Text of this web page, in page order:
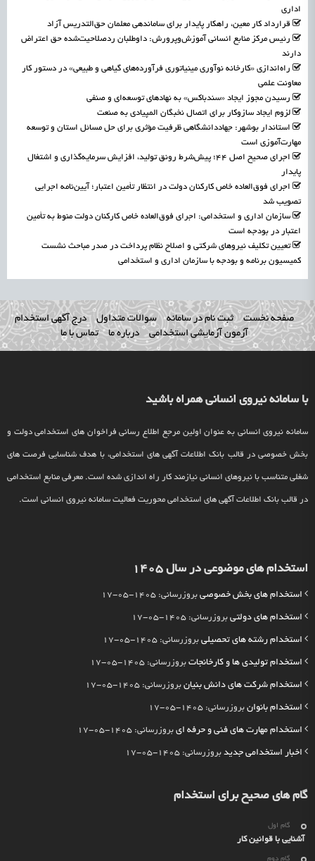
اداری
قرارداد کار معین، راهکار پایدار برای ساماندهی معلمان حق‌التدریس آزاد
رئیس مرکز منابع انسانی آموزش‌وپرورش: داوطلبان ردصلاحیت‌شده حق اعتراض
دارند
راه‌اندازی «کارخانه نوآوری مینیاتوری فرآورده‌های گیاهی و طبیعی» در دستور کار
معاونت علمی
رسیدن مجوز ایجاد «سندباکس» به نهادهای توسعه‌ای و صنفی
لزوم ایجاد سازوکار برای اتصال نخبگان المپیادی به صنعت
استاندار بوشهر: جهاددانشگاهی ظرفیت مؤثری برای حل مسائل استان و توسعه
مهارت‌آموزی است
اجرای صحیح اصل ۴۴؛ پیش‌شرط رونق تولید، افزایش سرمایه‌گذاری و اشتغال
پایدار
اجرای فوق‌العاده خاص کارکنان دولت در انتظار تأمین اعتبار؛ آیین‌نامه اجرایی
تصویب شد
سازمان اداری و استخدامی: اجرای فوق‌العاده خاص کارکنان دولت منوط به تأمین
اعتبار در بودجه است
تعیین تکلیف نیروهای شرکتی و اصلاح نظام پرداخت در صدر مباحث نشست
کمیسیون برنامه و بودجه با سازمان اداری و استخدامی
صفحه نخست ثبت نام در سامانه سوالات متداول
درج آگهی استخدام
آزمون آزمایشی استخدامی
درباره ما تماس با ما
با سامانه نیروی انسانی همراه باشید
سامانه نیروی انسانی به عنوان اولین مرجع اطلاع رسانی فراخوان های استخدامی دولت و
بخش خصوصی در قالب بانک اطلاعات آگهی های استخدامی، با هدف شناسایی فرصت های
شغلی متناسب با نیروهای انسانی نیازمند کار راه اندازی شده است. معرفی منابع استخدامی
در قالب بانک اطلاعات آگهی های استخدامی محوریت فعالیت سامانه نیروی انسانی است.
استخدام های موضوعی در سال 1405
استخدام های بخش خصوصی بروزرسانی: 1405-05-17
استخدام های دولتی بروزرسانی: 1405-05-17
استخدام رشته های تحصیلی بروزرسانی: 1405-05-17
استخدام تولیدی ها و کارخانجات بروزرسانی: 1405-05-17
استخدام شرکت های دانش بنیان بروزرسانی: 1405-05-17
استخدام بانوان بروزرسانی: 1405-05-17
استخدام مهارت های فنی و حرفه ای بروزرسانی: 1405-05-17
اخبار استخدامی جدید بروزرسانی: 1405-05-17
گام های صحیح برای استخدام
گام اول
آشنایی با قوانین کار
گام دوم